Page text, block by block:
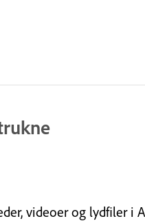
videoer og lydfiler i